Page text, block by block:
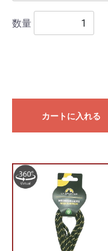
数量
カートに入れる